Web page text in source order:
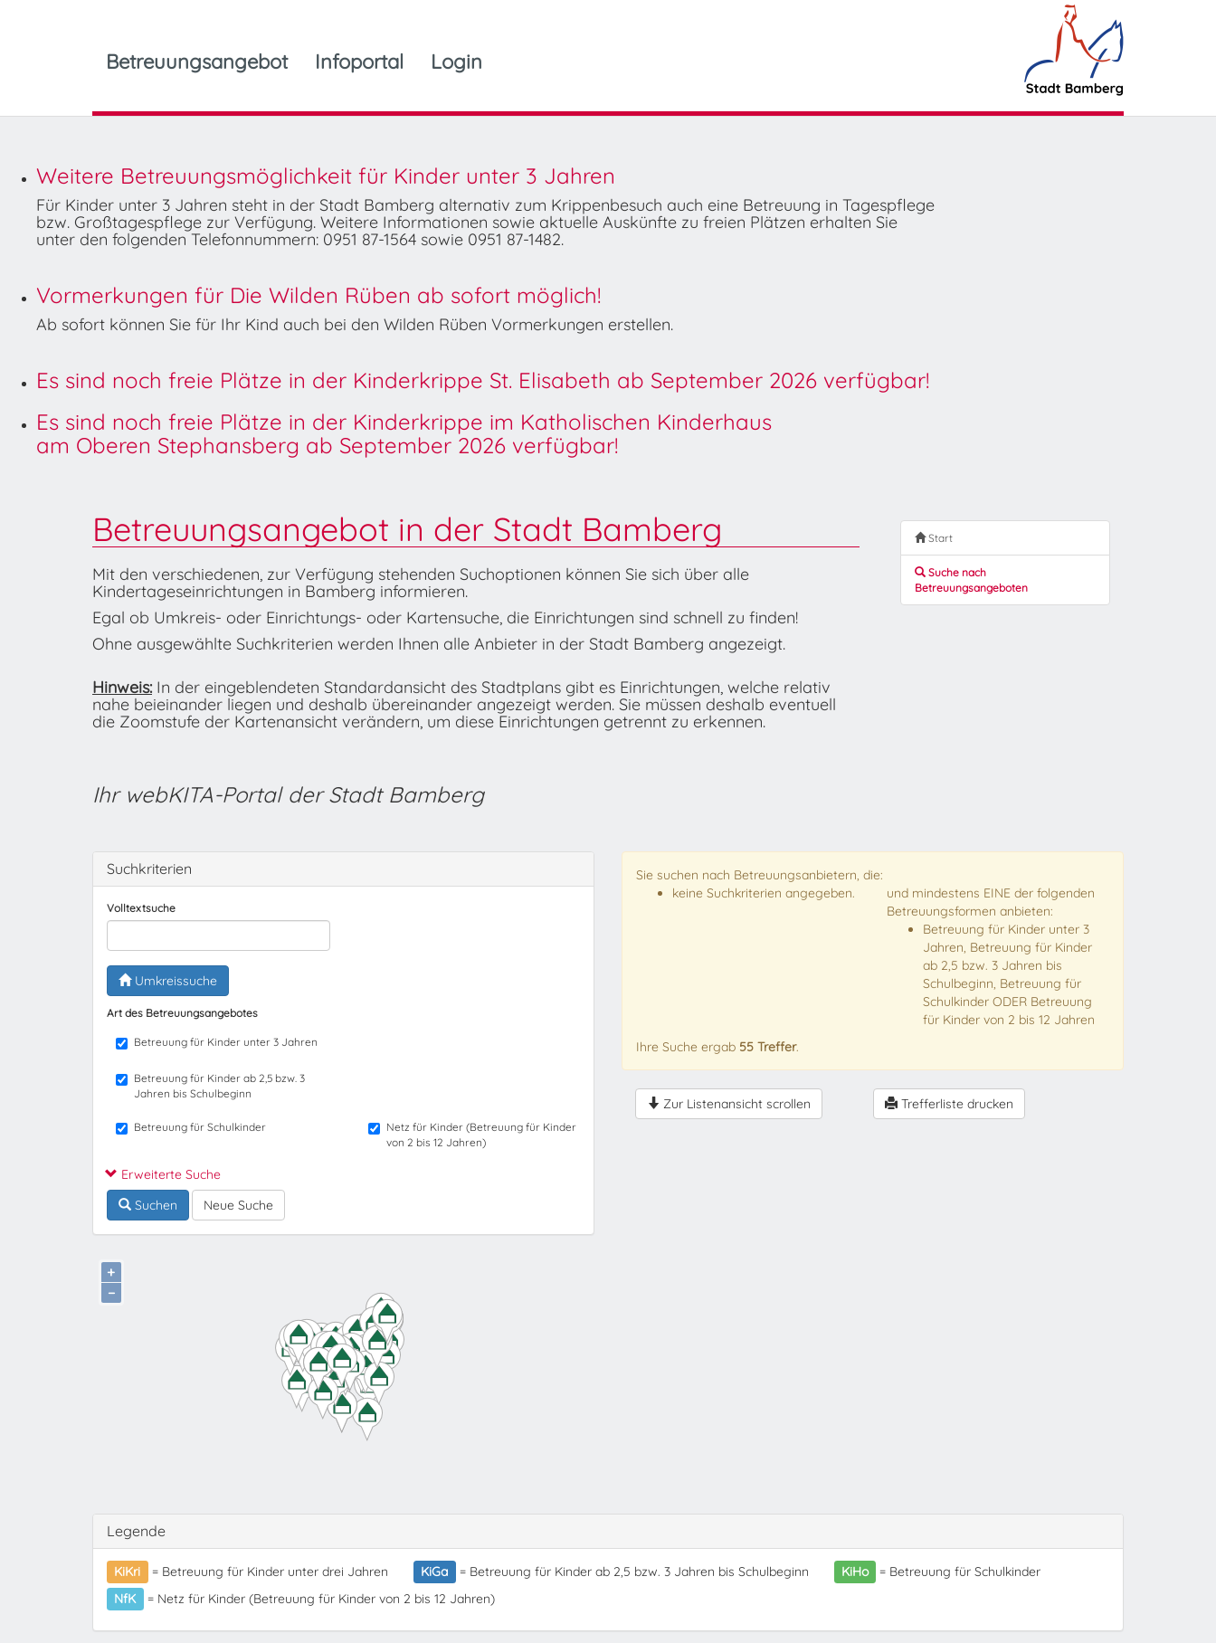
Betreuungsangebot Infoportal Login
Weitere Betreuungsmöglichkeit für Kinder unter 3 Jahren
Für Kinder unter 3 Jahren steht in der Stadt Bamberg alternativ zum Krippenbesuch auch eine Betreuung in Tagespflege
bzw. Großtagespflege zur Verfügung. Weitere Informationen sowie aktuelle Auskünfte zu freien Plätzen erhalten Sie
unter den folgenden Telefonnummern: 0951 87-1564 sowie 0951 87-1482.
Vormerkungen für Die Wilden Rüben ab sofort möglich!
Ab sofort können Sie für Ihr Kind auch bei den Wilden Rüben Vormerkungen erstellen.
Es sind noch freie Plätze in der Kinderkrippe St. Elisabeth ab September 2026 verfügbar!
Es sind noch freie Plätze in der Kinderkrippe im Katholischen Kinderhaus
am Oberen Stephansberg ab September 2026 verfügbar!
Betreuungsangebot in der Stadt Bamberg
Mit den verschiedenen, zur Verfügung stehenden Suchoptionen können Sie sich über alle
Kindertageseinrichtungen in Bamberg informieren.
Egal ob Umkreis- oder Einrichtungs- oder Kartensuche, die Einrichtungen sind schnell zu finden!
Ohne ausgewählte Suchkriterien werden Ihnen alle Anbieter in der Stadt Bamberg angezeigt.
Hinweis: In der eingeblendeten Standardansicht des Stadtplans gibt es Einrichtungen, welche relativ
nahe beieinander liegen und deshalb übereinander angezeigt werden. Sie müssen deshalb eventuell
die Zoomstufe der Kartenansicht verändern, um diese Einrichtungen getrennt zu erkennen.
Ihr webKITA-Portal der Stadt Bamberg
Start
Suche nach
Betreuungsangeboten
Suchkriterien
Volltextsuche
Umkreissuche
Art des Betreuungsangebotes
Betreuung für Kinder unter 3 Jahren
Betreuung für Kinder ab 2,5 bzw. 3
Jahren bis Schulbeginn
Betreuung für Schulkinder
Netz für Kinder (Betreuung für Kinder
von 2 bis 12 Jahren)
Erweiterte Suche
Suchen
Neue Suche
Sie suchen nach Betreuungsanbietern, die:
keine Suchkriterien angegeben.
und mindestens EINE der folgenden
Betreuungsformen anbieten:
Betreuung für Kinder unter 3
Jahren, Betreuung für Kinder
ab 2,5 bzw. 3 Jahren bis
Schulbeginn, Betreuung für
Schulkinder ODER Betreuung
für Kinder von 2 bis 12 Jahren
Ihre Suche ergab 55 Treffer.
Zur Listenansicht scrollen Trefferliste drucken
+
−
Legende
KiKri = Betreuung für Kinder unter drei Jahren KiGa = Betreuung für Kinder ab 2,5 bzw. 3 Jahren bis Schulbeginn KiHo
= Betreuung für Schulkinder
NfK
= Netz für Kinder (Betreuung für Kinder von 2 bis 12 Jahren)